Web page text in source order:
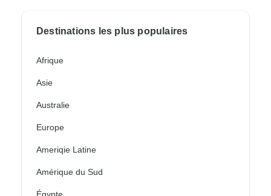
Destinations les plus populaires
Afrique
Asie
Australie
Europe
Ameriqie Latine
Amérique du Sud